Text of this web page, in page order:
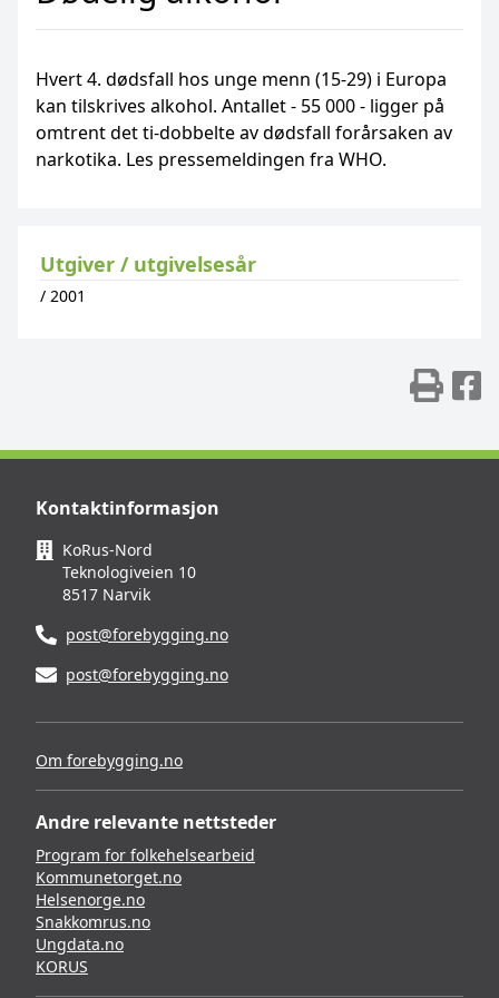
Hvert 4. dødsfall hos unge menn (15-29) i Europa
kan tilskrives alkohol. Antallet - 55 000 - ligger på
omtrent det ti-dobbelte av dødsfall forårsaken av
narkotika. Les pressemeldingen fra WHO.
Utgiver / utgivelsesår
/ 2001
Kontaktinformasjon
KoRus-Nord
Teknologiveien 10
8517 Narvik
post@forebygging.no
post@forebygging.no
Om forebygging.no
Andre relevante nettsteder
Program for folkehelsearbeid
Kommunetorget.no
Helsenorge.no
Snakkomrus.no
Ungdata.no
KORUS